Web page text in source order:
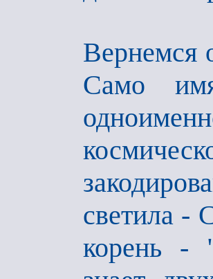
Вернемся
Само
светила -
корень -